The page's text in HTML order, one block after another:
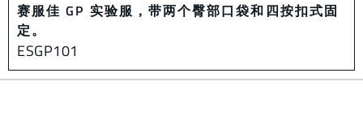
赛服佳 GP 实验服，带两个臀部口袋和四按扣式固
定。
ESGP101